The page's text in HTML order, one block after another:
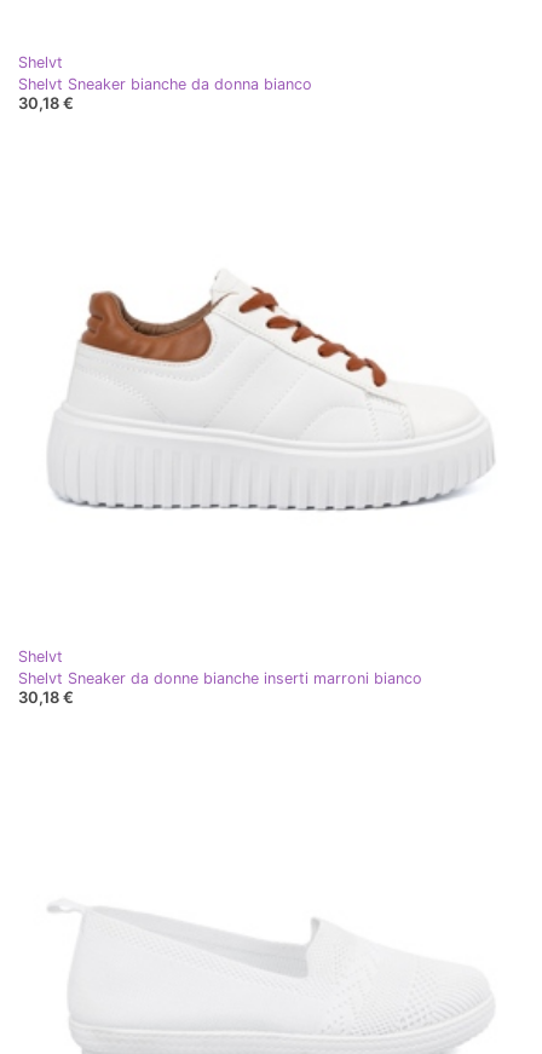
Shelvt
Shelvt Sneaker bianche da donna bianco
30,18 €
Shelvt
Shelvt Sneaker da donne bianche inserti marroni bianco
30,18 €